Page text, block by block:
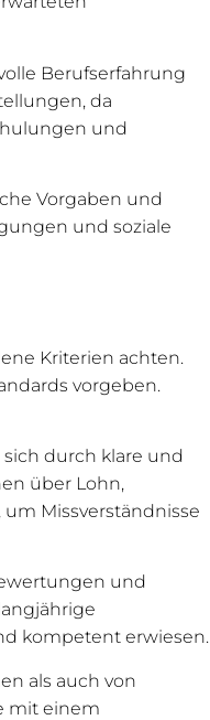
Berufserfahrung
da
und
Vorgaben und
und soziale
Kriterien achten.
vorgeben.
durch klare und
über Lohn,
Missverständnisse
und
kompetent erwiesen.
als auch von
mit einem